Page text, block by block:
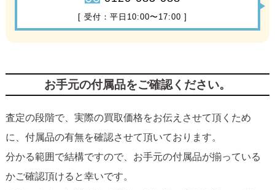
[ 受付：平日10:00〜17:00 ]
お手元の付属品をご確認ください。
査定の段階で、実際の買取価格をお伝えさせて頂くため
に、付属品の有無を確認させて頂いております。
分かる範囲で結構ですので、お手元の付属品が揃っている
かご確認頂けると幸いです。